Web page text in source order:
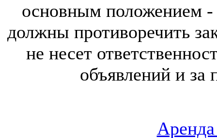
основным положением -
должны противоречить
не несет
объявлений и за